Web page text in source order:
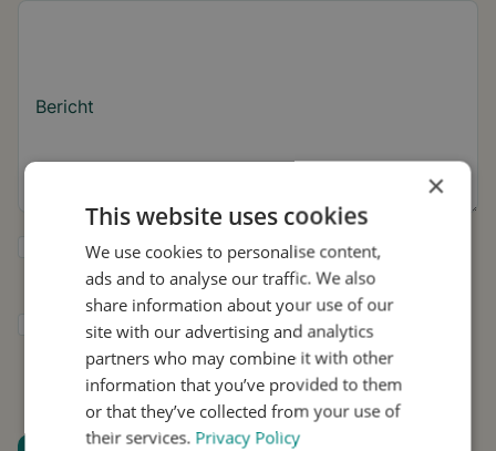
Bericht
Ja, ik wil tips over de tremor en updates
over Stil ontvangen.
Ik geef Stil toestemming om mijn gegevens
te gebruiken voor onderzoek en
verspreiding, in overeenstemming met het
privacybeleid.*
×
This website uses cookies
We use cookies to personalise content,
ads and to analyse our traffic. We also
share information about your use of our
site with our advertising and analytics
partners who may combine it with other
information that you’ve provided to them
or that they’ve collected from your use of
their services. Privacy Policy